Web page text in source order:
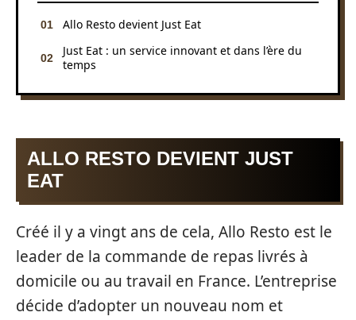
Allo Resto devient Just Eat
Just Eat : un service innovant et dans l’ère du
temps
ALLO RESTO DEVIENT JUST
EAT
Créé il y a vingt ans de cela, Allo Resto est le
leader de la commande de repas livrés à
domicile ou au travail en France. L’entreprise
décide d’adopter un nouveau nom et